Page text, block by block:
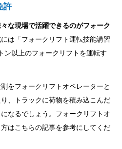
許
な現場で活躍できるのがフォーク
は「フォークリフト運転技能講習
ン以上のフォークリフトを運転す
をフォークリフトオペレーターと
、トラックに荷物を積み込こんだ
なるでしょう。フォークリフトオ
はこちらの記事を参考にしてくだ